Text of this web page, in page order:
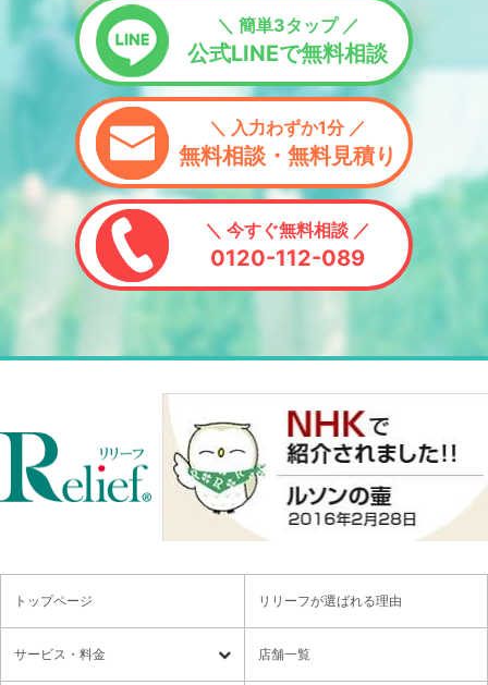
＼ 簡単3タップ ／
公式LINEで無料相談
＼ 入力わずか1分 ／
無料相談・無料見積り
＼ 今すぐ無料相談 ／
0120-112-089
トップページ リリーフが選ばれる理由
サービス・料金 店舗一覧